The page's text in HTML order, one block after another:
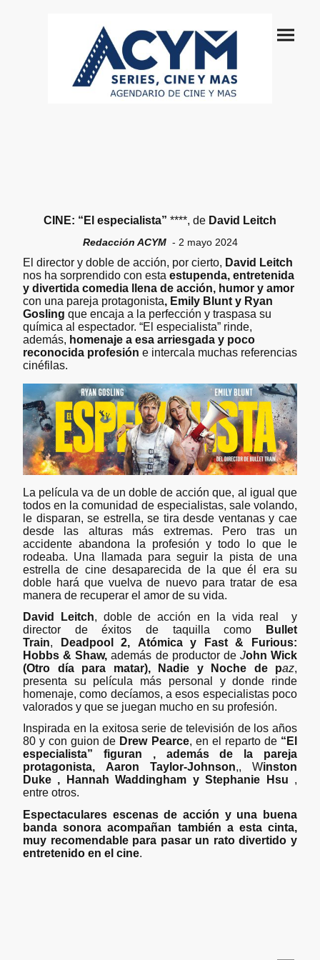
CINE: “El especialista” ****, de David Leitch
Redacción ACYM - 2 mayo 2024
El director y doble de acción, por cierto, David Leitch
nos ha sorprendido con esta estupenda, entretenida
y divertida comedia llena de acción, humor y amor
con una pareja protagonista, Emily Blunt y Ryan
Gosling que encaja a la perfección y traspasa su
química al espectador. “El especialista” rinde,
además, homenaje a esa arriesgada y poco
reconocida profesión e intercala muchas referencias
cinéfilas.
La película va de un doble de acción que, al igual que
todos en la comunidad de especialistas, sale volando,
le disparan, se estrella, se tira desde ventanas y cae
desde las alturas más extremas. Pero tras un
accidente abandona la profesión y todo lo que le
rodeaba. Una llamada para seguir la pista de una
estrella de cine desaparecida de la que él era su
doble hará que vuelva de nuevo para tratar de esa
manera de recuperar el amor de su vida.
David Leitch, doble de acción en la vida real y
director de éxitos de taquilla como
Bullet
Train,
Deadpool 2, Atómica y Fast & Furious:
Hobbs & Shaw,además de productor de John Wick
(Otro día para matar), Nadie y Noche de paz,
presenta su película más personal y donde rinde
homenaje, como decíamos, a esos especialistas poco
valorados y que se juegan mucho en su profesión.
Inspirada en la exitosa serie de televisión de los años
80 y con guion de Drew Pearce, en el reparto de “El
especialista” figuran , además de la pareja
protagonista,
Aaron Taylor-Johnson,, Winston
Duke , Hannah Waddingham y Stephanie Hsu ,
entre otros.
Espectaculares escenas de acción y una buena
banda sonora acompañan también a esta cinta,
muy recomendable para pasar un rato divertido y
entretenido en el cine.